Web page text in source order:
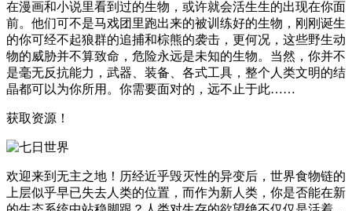
在漫画和小说里看到过的生物，或许就会活生生的出现在你面
前。他们可不是马戏团里跑出来的被训练好的生物，刚刚诞生
的你可经不起狼群的追捕和棕熊的袭击，更何况，这些野生动
物的威胁并不算致命，危险永远是未知的生物。当然，你并不
是毫无反抗能力，武器、装备、各式工具，整个人类文明的结
晶都可以为你所用。你需要面对的，远不止于此……
获取资源！
欢迎来到无主之地！历经近乎毁灭性的异变后，世界食物链的
上层似乎早已失去人类的位置，而作为新人类，你是否能在新